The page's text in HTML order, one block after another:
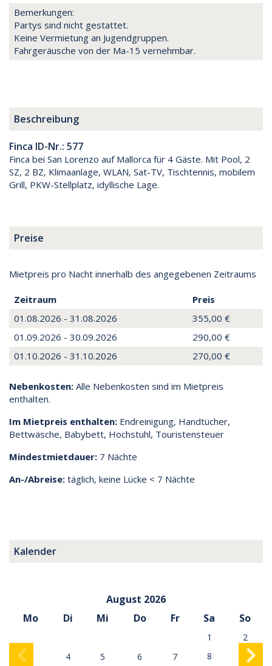
Bemerkungen:
Partys sind nicht gestattet.
Keine Vermietung an Jugendgruppen.
Fahrgeräusche von der Ma-15 vernehmbar.
Beschreibung
Finca ID-Nr.: 577
Finca bei San Lorenzo auf Mallorca für 4 Gäste. Mit Pool, 2
SZ, 2 BZ, Klimaanlage, WLAN, Sat-TV, Tischtennis, mobilem
Grill, PKW-Stellplatz, idyllische Lage.
Preise
Mietpreis pro Nacht innerhalb des angegebenen Zeitraums
Zeitraum
Preis
01.08.2026 - 31.08.2026
355,00 €
01.09.2026 - 30.09.2026
290,00 €
01.10.2026 - 31.10.2026
270,00 €
Nebenkosten: Alle Nebenkosten sind im Mietpreis
enthalten.
Im Mietpreis enthalten: Endreinigung, Handtücher,
Bettwäsche, Babybett, Hochstuhl, Touristensteuer
Mindestmietdauer: 7 Nächte
An-/Abreise: täglich, keine Lücke < 7 Nächte
Kalender
August 2026
Mo
Di Mi Do Fr Sa So
1
2
4 5 6 7 8